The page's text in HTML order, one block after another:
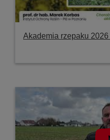
Akademia rzepaku